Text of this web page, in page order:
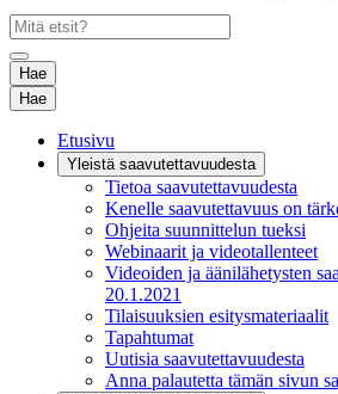
Hae
Hae
Etusivu
Yleistä saavutettavuudesta
Tietoa saavutettavuudesta
Kenelle saavutettavuus on
Ohjeita suunnittelun tueksi
Webinaarit ja videotallenteet
Videoiden ja äänilähetysten
20.1.2021
Tilaisuuksien esitysmateriaalit
Tapahtumat
Uutisia saavutettavuudesta
Anna palautetta tämän sivun